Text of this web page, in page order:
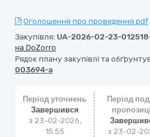
Оголошення про проведення.pdf
Закупівля: UA-2026-02-23-
на DoZorro
Рядок плану закупівлі та
003694-a
Період уточнень
Завершився
з 23-02-2026,
15:55
Період
з 23-02-